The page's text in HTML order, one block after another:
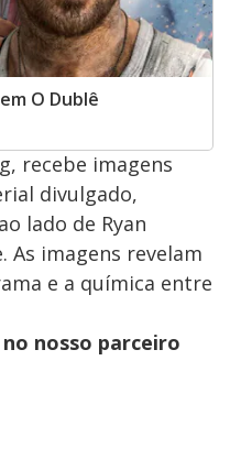
O Dublê
recebe imagens
divulgado,
lado de Ryan
As imagens revelam
e a química entre
nosso parceiro